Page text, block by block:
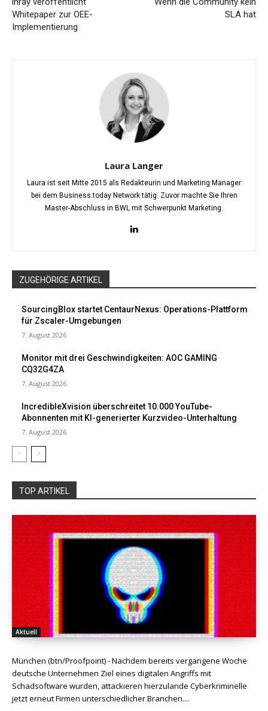
Whitepaper zur OEE-
Implementierung
SLA hat
Laura Langer
Laura ist seit Mitte 2015 als Redakteurin und Marketing Manager
bei dem Business.today Network tätig. Zuvor machte Sie Ihren
Master-Abschluss in BWL mit Schwerpunkt Marketing.
ZUGEHÖRIGE ARTIKEL
SourcingBlox startet CentaurNexus: Operations-Plattform
für Zscaler-Umgebungen
7. August 2026
Monitor mit drei Geschwindigkeiten: AOC GAMING
CQ32G4ZA
7. August 2026
IncredibleXvision überschreitet 10.000 YouTube-
Abonnenten mit KI-generierter Kurzvideo-Unterhaltung
7. August 2026
TOP ARTIKEL
Aktuell
München (btn/Proofpoint) - Nachdem bereits vergangene Woche
deutsche Unternehmen Ziel eines digitalen Angriffs mit
Schadsoftware wurden, attackieren hierzulande Cyberkriminelle
jetzt erneut Firmen unterschiedlicher Branchen....